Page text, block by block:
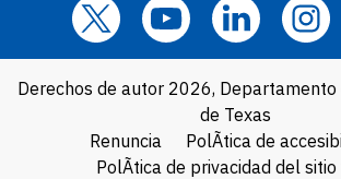
Derechos de autor 2026,
de Texas
Renuncia
PolÃ­tica de
PolÃ­tica de privacidad del sitio